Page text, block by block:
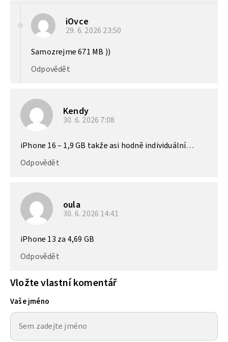
iOvce
29. 6. 2026 23:50
Samozrejme 671 MB ))
Odpovědět
Kendy
30. 6. 2026 7:08
iPhone 16 – 1,9 GB takže asi hodně individuální…
Odpovědět
oula
30. 6. 2026 14:41
iPhone 13 za 4,69 GB
Odpovědět
Vložte vlastní komentář
Vaše jméno